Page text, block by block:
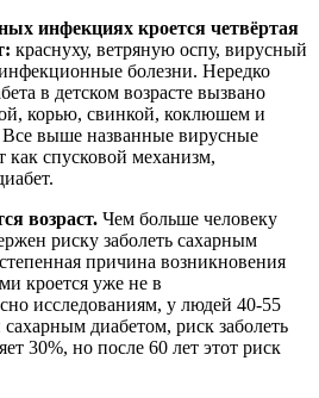
инфекциях кроется четвёртая
краснуху, ветряную оспу, вирусный
болезни. Нередко
в детском возрасте вызвано
корью, свинкой, коклюшем и
выше названные вирусные
как спусковой механизм,
возраст. Чем больше человеку
риску заболеть сахарным
причина возникновения
кроется уже не в
исследованиям, у людей 40-55
диабетом, риск заболеть
30%, но после 60 лет этот риск